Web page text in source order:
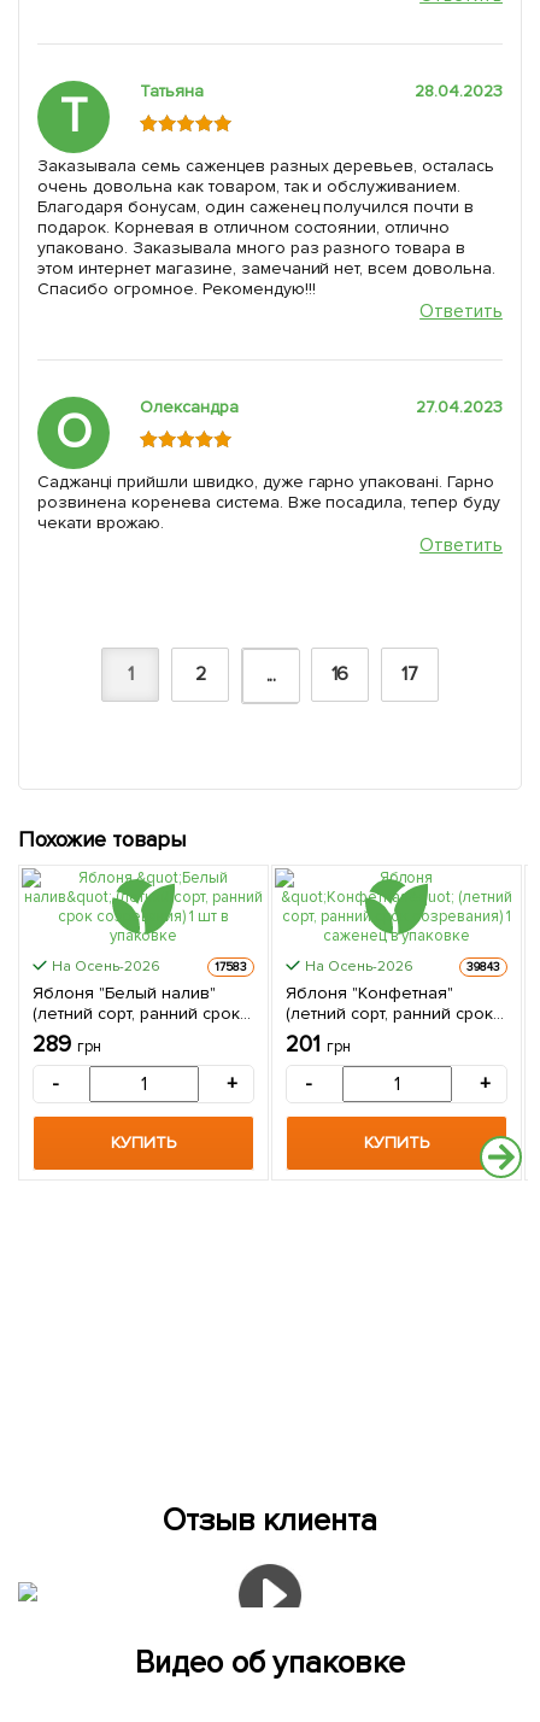
Т Татьяна 28.04.2023
Заказывала семь саженцев разных деревьев, осталась
очень довольна как товаром, так и обслуживанием.
Благодаря бонусам, один саженец получился почти в
подарок. Корневая в отличном состоянии, отлично
упаковано. Заказывала много раз разного товара в
этом интернет магазине, замечаний нет, всем довольна.
Спасибо огромное. Рекомендую!!!
Ответить
О Олександра 27.04.2023
Саджанці прийшли швидко, дуже гарно упаковані. Гарно
розвинена коренева система. Вже посадила, тепер буду
чекати врожаю.
Ответить
1 2 ... 16 17
Похожие товары
На Осень-2026 17583
Яблоня "Белый налив"
(летний сорт, ранний срок
созревания) 1 шт в
упаковке
289 грн
- +
КУПИТЬ
На Осень-2026 39843
Яблоня "Конфетная"
(летний сорт, ранний срок
созревания) 1 саженец в
упаковке
201 грн
- +
КУПИТЬ
Отзыв клиента
Видео об упаковке